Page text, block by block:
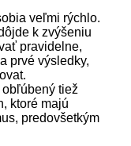
veľmi rýchlo.
k zvýšeniu
pravidelne,
prvé výsledky,
tiež
ktoré majú
predovšetkým